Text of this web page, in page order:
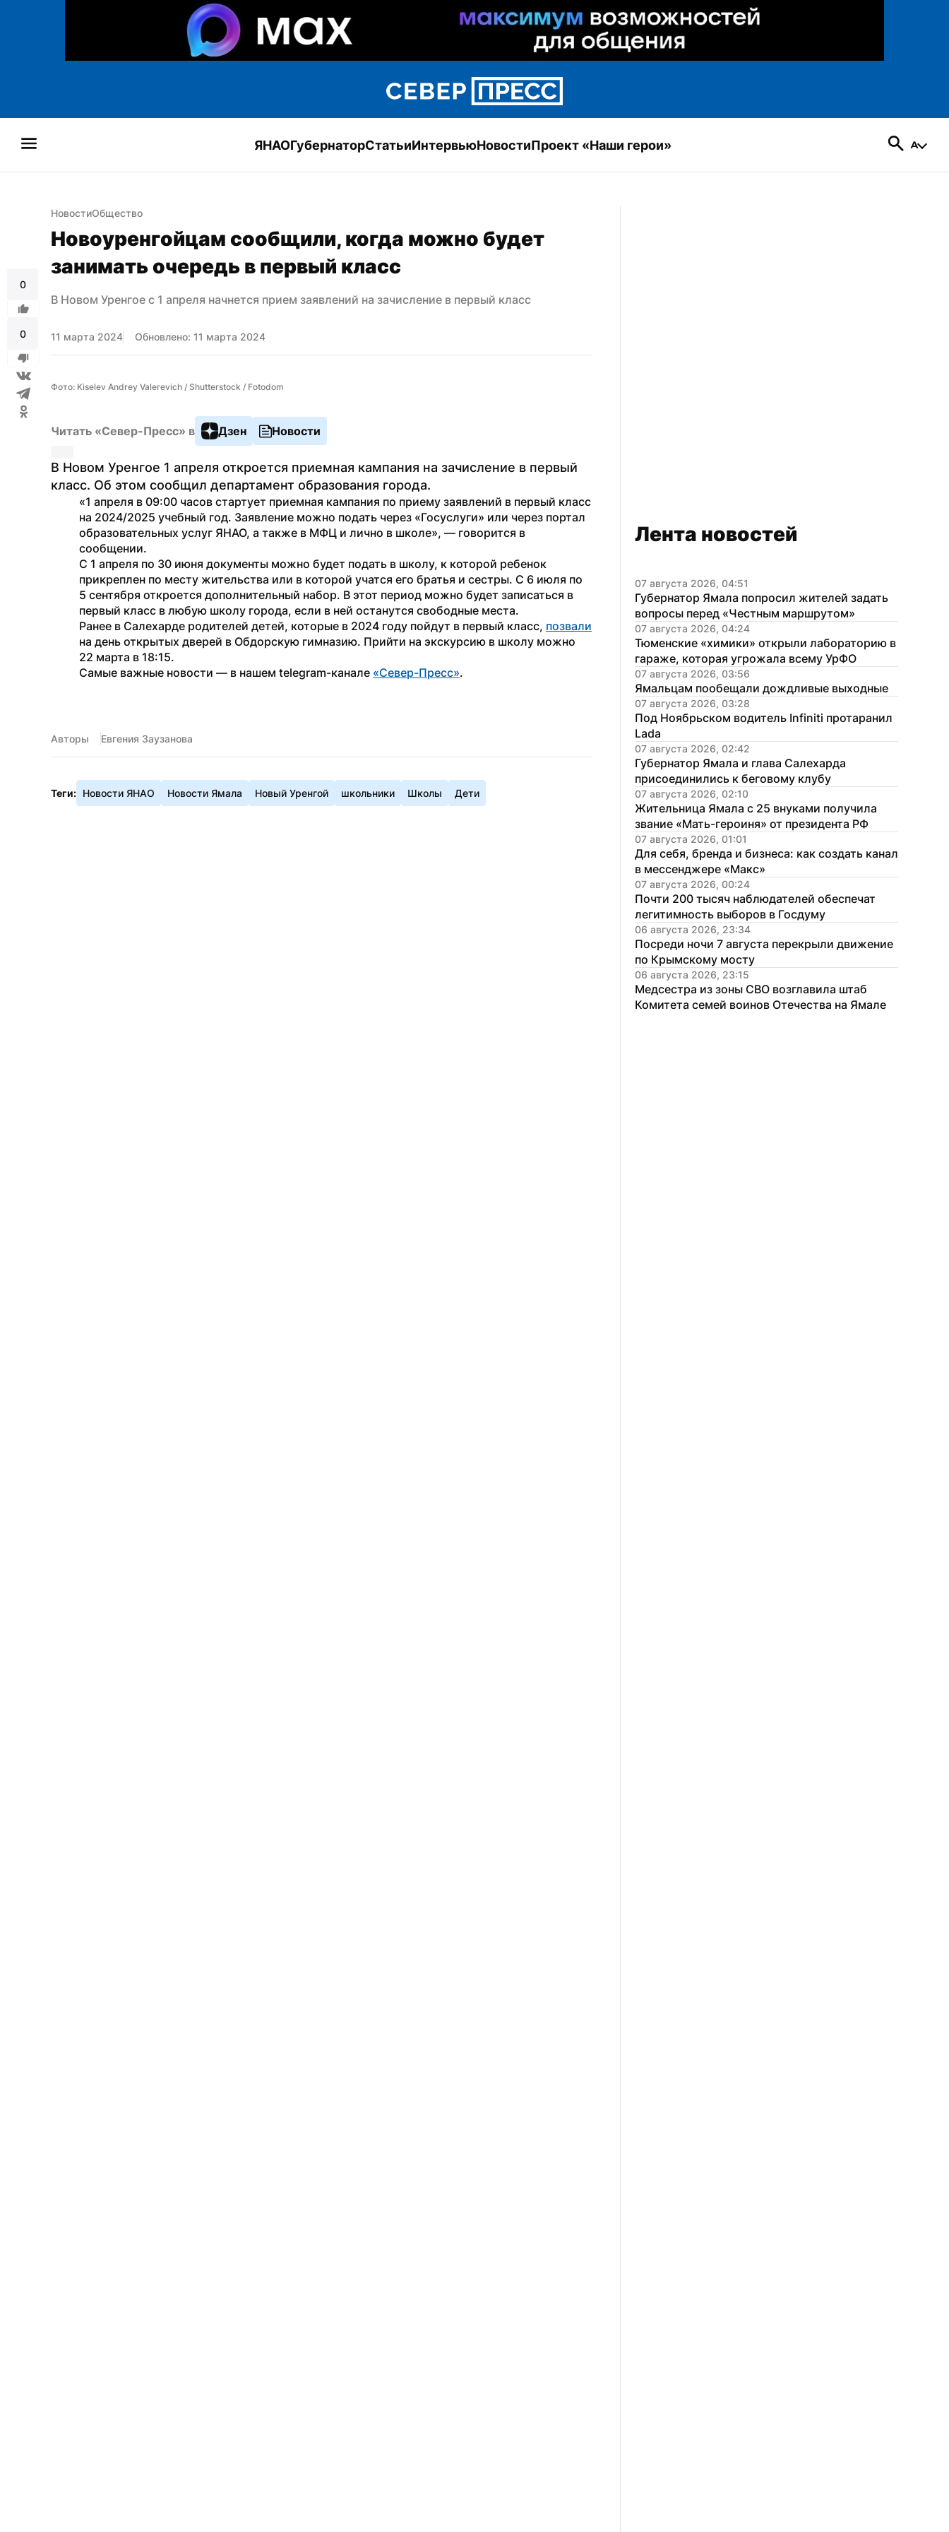
ЯНАОГубернаторСтатьиИнтервьюНовостиПроект «Наши герои»
0
0
НовостиОбщество
Новоуренгойцам сообщили, когда можно будет
занимать очередь в первый класс
В Новом Уренгое с 1 апреля начнется прием заявлений на зачисление в первый класс
11 марта 2024 Обновлено: 11 марта 2024
Фото: Kiselev Andrey Valerevich / Shutterstock / Fotodom
Читать «Север-Пресс» в Дзен Новости
В Новом Уренгое 1 апреля откроется приемная кампания на зачисление в первый
класс. Об этом сообщил департамент образования города.
«1 апреля в 09:00 часов стартует приемная кампания по приему заявлений в первый класс
на 2024/2025 учебный год. Заявление можно подать через «Госуслуги» или через портал
образовательных услуг ЯНАО, а также в МФЦ и лично в школе», — говорится в
сообщении.
С 1 апреля по 30 июня документы можно будет подать в школу, к которой ребенок
прикреплен по месту жительства или в которой учатся его братья и сестры. С 6 июля по
5 сентября откроется дополнительный набор. В этот период можно будет записаться в
первый класс в любую школу города, если в ней останутся свободные места.
Ранее в Салехарде родителей детей, которые в 2024 году пойдут в первый класс, позвали
на день открытых дверей в Обдорскую гимназию. Прийти на экскурсию в школу можно
22 марта в 18:15.
Самые важные новости — в нашем telegram-канале «Север-Пресс».
Авторы Евгения Заузанова
Теги: Новости ЯНАО Новости Ямала Новый Уренгой школьники Школы Дети
Лента новостей
07 августа 2026, 04:51
Губернатор Ямала попросил жителей задать
вопросы перед «Честным маршрутом»
07 августа 2026, 04:24
Тюменские «химики» открыли лабораторию в
гараже, которая угрожала всему УрФО
07 августа 2026, 03:56
Ямальцам пообещали дождливые выходные
07 августа 2026, 03:28
Под Ноябрьском водитель Infiniti протаранил
Lada
07 августа 2026, 02:42
Губернатор Ямала и глава Салехарда
присоединились к беговому клубу
07 августа 2026, 02:10
Жительница Ямала с 25 внуками получила
звание «Мать-героиня» от президента РФ
07 августа 2026, 01:01
Для себя, бренда и бизнеса: как создать канал
в мессенджере «Макс»
07 августа 2026, 00:24
Почти 200 тысяч наблюдателей обеспечат
легитимность выборов в Госдуму
06 августа 2026, 23:34
Посреди ночи 7 августа перекрыли движение
по Крымскому мосту
06 августа 2026, 23:15
Медсестра из зоны СВО возглавила штаб
Комитета семей воинов Отечества на Ямале